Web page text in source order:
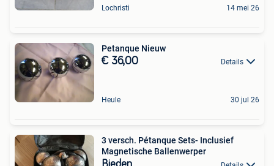
Lochristi 14 mei 26
Petanque Nieuw
€ 36,00 Details
Heule 30 jul 26
3 versch. Pétanque Sets- Inclusief
Magnetische Ballenwerper